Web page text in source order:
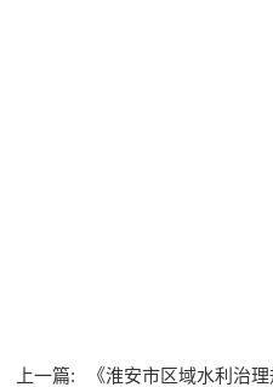
上一篇:
《淮安市区域水利治